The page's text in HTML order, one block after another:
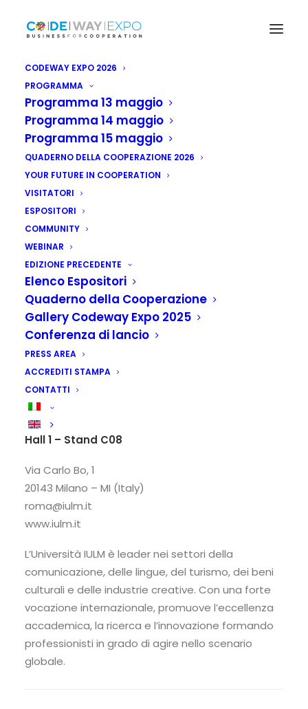
CODEWAY EXPO 2026
PROGRAMMA
Programma 13 maggio
Programma 14 maggio
Programma 15 maggio
QUADERNO DELLA COOPERAZIONE 2026
YOUR FUTURE IN COOPERATION
VISITATORI
ESPOSITORI
COMMUNITY
WEBINAR
EDIZIONE PRECEDENTE
Elenco Espositori
Quaderno della Cooperazione
Gallery Codeway Expo 2025
Conferenza di lancio
PRESS AREA
ACCREDITI STAMPA
CONTATTI
Università IULM
Hall 1 – Stand C08
Via Carlo Bo, 1
20143 Milano – MI (Italy)
roma@iulm.it
www.iulm.it
L’Università IULM è leader nei settori della
comunicazione, delle lingue, del turismo, dei beni
culturali e delle industrie creative. Con una forte
vocazione internazionale, promuove l’eccellenza
accademica, la ricerca e l’innovazione formando
professionisti in grado di agire nello scenario
globale.